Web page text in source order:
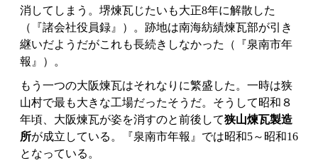
消してしまう。堺煉瓦じたいも大正8年に解散した
（『諸会社役員録』）。跡地は南海紡績煉瓦部が引き
継いだようだがこれも長続きしなかった（『泉南市年
報』）。
もう一つの大阪煉瓦はそれなりに繁盛した。一時は狭
山村で最も大きな工場だったそうだ。そうして昭和８
年頃、大阪煉瓦が姿を消すのと前後して狭山煉瓦製造
所が成立している。『泉南市年報』では昭和5～昭和16
となっている。